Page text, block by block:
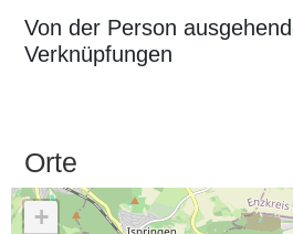
Von der Person
Verknüpfungen
Orte
+